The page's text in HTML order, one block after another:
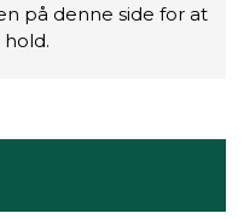
på denne side for at